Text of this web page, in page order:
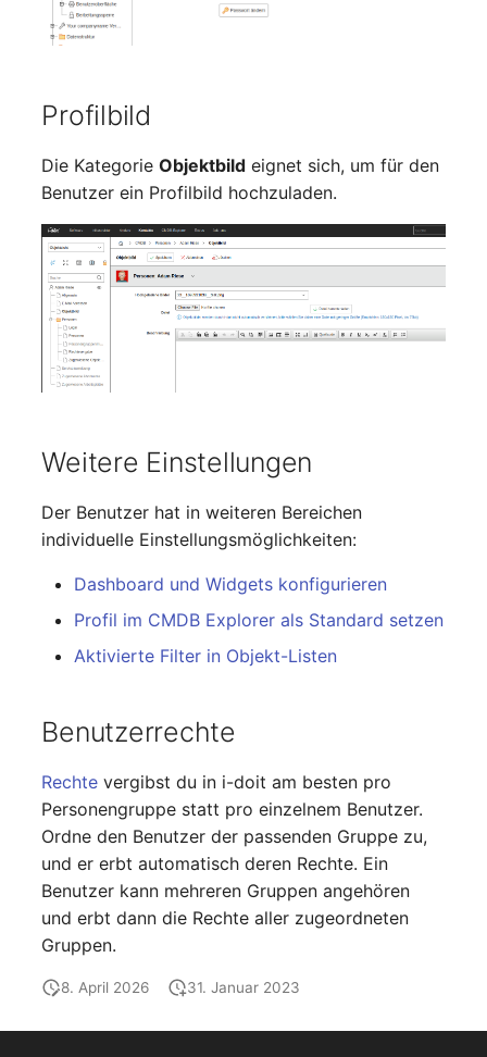
Rechenressourcen
Rechnung
Remote Management
Controller
Objekte
Schnittstelle
Servicezuweisung
SIM
Softwarezuweisung
Soundkarte
Stammdaten
Stammdaten (Person)
Profilbild
Die KategorieObjektbild eignet sich, um für den
Benutzer ein Profilbild hochzuladen.
Weitere Einstellungen
Der Benutzer hat in weiteren Bereichen
individuelle Einstellungsmöglichkeiten:
Dashboard und Widgets konfigurieren
Profil im CMDB Explorer als Standard setzen
Aktivierte Filter in Objekt-Listen
Benutzerrechte
Rechte vergibst du in i-doit am besten pro
Personengruppe statt pro einzelnem Benutzer.
Ordne den Benutzer der passenden Gruppe zu,
und er erbt automatisch deren Rechte. Ein
Benutzer kann mehreren Gruppen angehören
und erbt dann die Rechte aller zugeordneten
Gruppen.
8. April 2026 31. Januar 2023